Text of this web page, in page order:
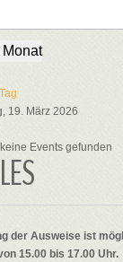
19. März 2026
Events gefunden
der Ausweise ist
15.00 bis 17.00 Uhr.